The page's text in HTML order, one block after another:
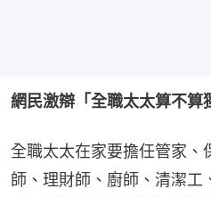
網民激辯「全職太太算不算
全職太太在家要擔任管家、
師、理財師、廚師、清潔工